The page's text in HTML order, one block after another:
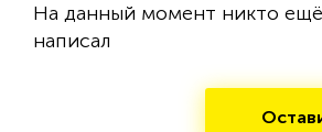
На данный момент никто
написал